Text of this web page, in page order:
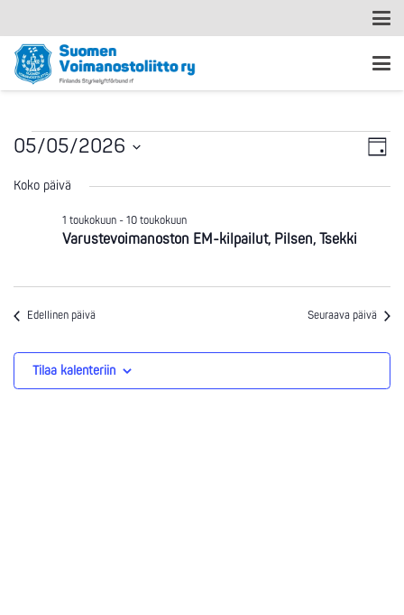
Tapahtumat
for
5.5.2026
Päivä
05/05/2026
päivä.
Koko päivä
Varustevoimanoston EM-kilpailut, Pilsen, Tsekki
1 toukokuun - 10 toukokuun
Edellinen päivä Seuraava päivä
Tilaa kalenteriin